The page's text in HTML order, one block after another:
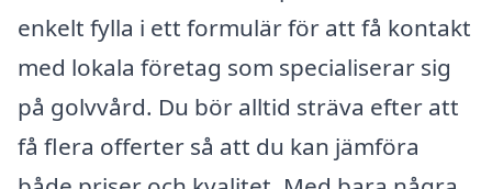
enkelt fylla i ett formulär för att få kontakt
med lokala företag som specialiserar sig
på golvvård. Du bör alltid sträva efter att
få flera offerter så att du kan jämföra